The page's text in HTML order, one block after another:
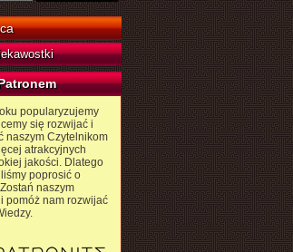
popularyzujemy
się rozwijać i
naszym Czytelnikom
atrakcyjnych
jakości. Dlatego
poprosić o
naszym
pomóż nam rozwijać